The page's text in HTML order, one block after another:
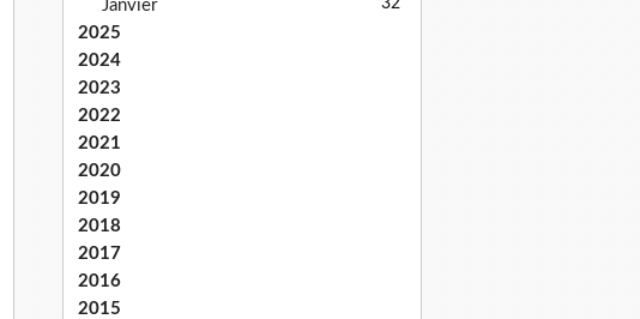
Janvier 32
2025
2024
2023
2022
2021
2020
2019
2018
2017
2016
2015